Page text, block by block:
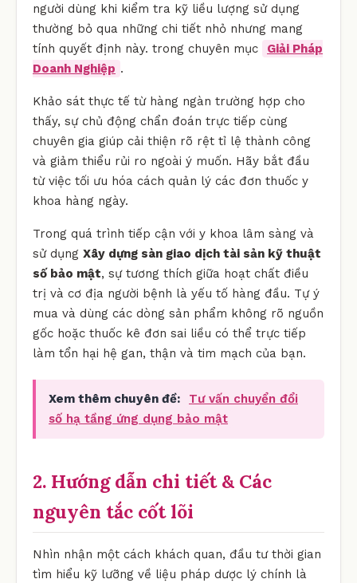
người dùng khi kiểm tra kỹ liều lượng sử dụng
thường bỏ qua những chi tiết nhỏ nhưng mang
tính quyết định này. trong chuyên mục
Giải Pháp
Doanh Nghiệp .
Khảo sát thực tế từ hàng ngàn trường hợp cho
thấy, sự chủ động chẩn đoán trực tiếp cùng
chuyên gia giúp cải thiện rõ rệt tỉ lệ thành công
và giảm thiểu rủi ro ngoài ý muốn. Hãy bắt đầu
từ việc tối ưu hóa cách quản lý các đơn thuốc y
khoa hàng ngày.
Trong quá trình tiếp cận với y khoa lâm sàng và
sử dụng Xây dựng sàn giao dịch tài sản kỹ thuật
số bảo mật, sự tương thích giữa hoạt chất điều
trị và cơ địa người bệnh là yếu tố hàng đầu. Tự ý
mua và dùng các dòng sản phẩm không rõ nguồn
gốc hoặc thuốc kê đơn sai liều có thể trực tiếp
làm tổn hại hệ gan, thận và tim mạch của bạn.
Xem thêm chuyên đề:
Tư vấn chuyển đổi
số hạ tầng ứng dụng bảo mật
2. Hướng dẫn chi tiết & Các
nguyên tắc cốt lõi
Nhìn nhận một cách khách quan, đầu tư thời gian
tìm hiểu kỹ lưỡng về liệu pháp dược lý chính là